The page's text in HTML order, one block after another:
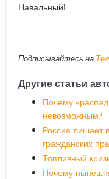
Навальный!
Подписывайтесь на
Другие статьи
Почему
невозможным?
Россия лишает
гражданских
Топливный
Почему